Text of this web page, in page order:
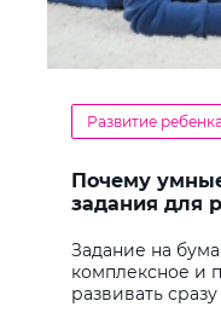
Развитие ребенка
Почему
задания для
Задание на
комплексное и
развивать